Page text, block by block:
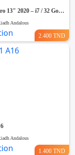
MacBook Pro 13" 2020 – i7 / 32 Go RAM / macOS Sonoma
Andalous
2.400 TND
Andalous
1.400 TND